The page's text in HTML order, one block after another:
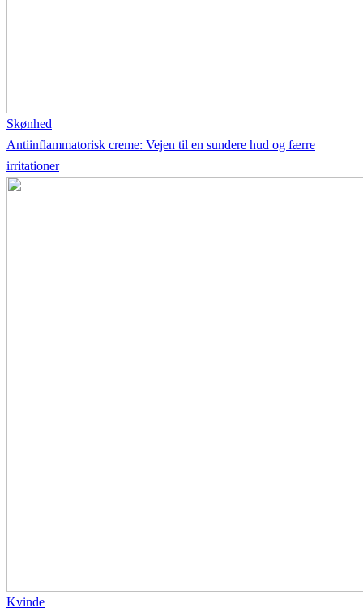
Skønhed
Antiinflammatorisk creme: Vejen til en sundere hud og færre
irritationer
Kvinde